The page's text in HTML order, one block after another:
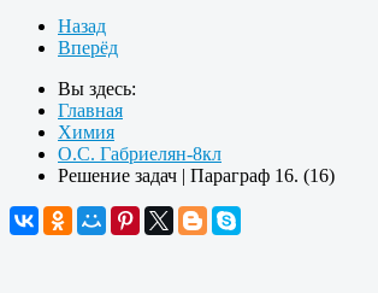
Назад
Вперёд
Вы здесь:
Главная
Химия
О.С. Габриелян-8кл
Решение задач | Параграф 16. (16)